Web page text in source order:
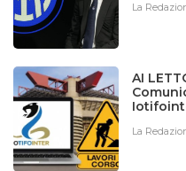
La
AI
La